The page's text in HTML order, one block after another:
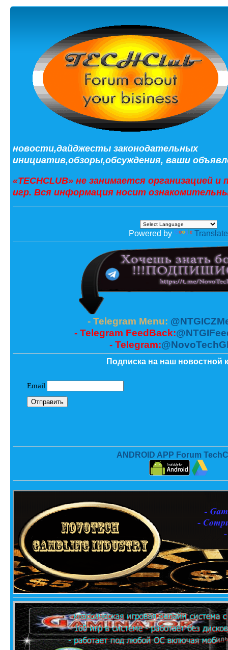
новости,дайджесты законодательных
инициатив,обзоры,обсуждения, ваши
«TECHCLUB» не занимается организацией
игр. Вся информация носит
Powered by Translate
- Telegram Menu:
- Telegram FeedBack:
- Telegram:
Подписка на наш новостной
ANDROID APP Forum